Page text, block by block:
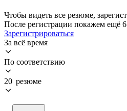
Чтобы видеть все резюме,
После регистрации покажем ещё
Зарегистрироваться
За всё время
По соответствию
20 резюме